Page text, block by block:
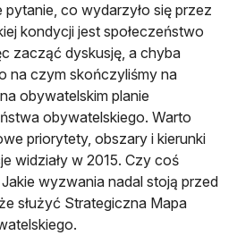
co wydarzyło się przez
kondycji jest społeczeństwo
zacząć dyskusję, a chyba
na czym skończyliśmy na
obywatelskim planie
obywatelskiego. Warto
priorytety, obszary i kierunki
widziały w 2015. Czy coś
Jakie wyzwania nadal stoją przed
służyć Strategiczna Mapa